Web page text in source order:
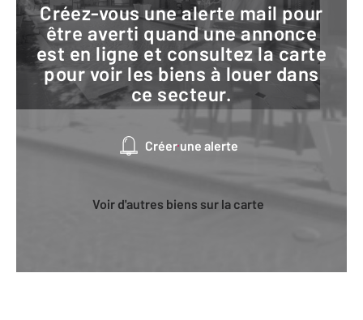
Créez-vous une alerte mail pour
être averti quand une annonce
est en ligne et consultez la carte
pour voir les biens à louer dans
ce secteur.
Créer une alerte
Voir d'autres biens sur la carte